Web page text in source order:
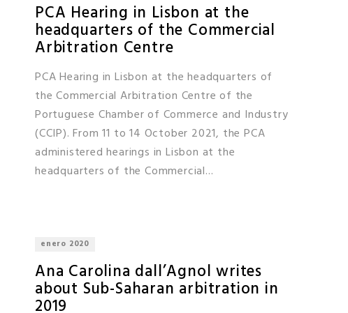
PCA Hearing in Lisbon at the
headquarters of the Commercial
Arbitration Centre
PCA Hearing in Lisbon at the headquarters of
the Commercial Arbitration Centre of the
Portuguese Chamber of Commerce and Industry
(CCIP). From 11 to 14 October 2021, the PCA
administered hearings in Lisbon at the
headquarters of the Commercial...
enero 2020
Ana Carolina dall’Agnol writes
about Sub-Saharan arbitration in
2019